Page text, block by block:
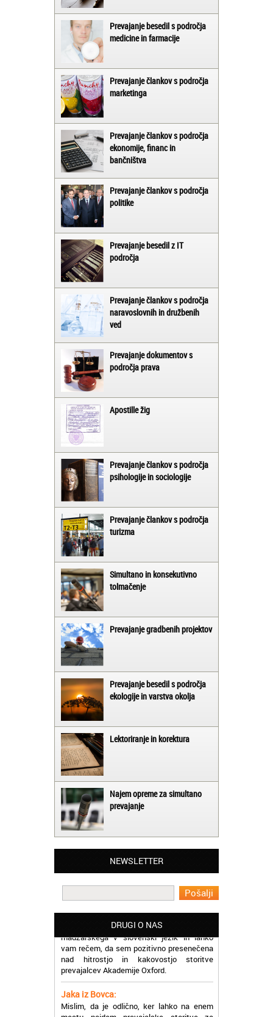
Prevajanje besedil s področja
medicine in farmacije
Prevajanje člankov s področja
marketinga
Prevajanje člankov s področja
ekonomije, financ in
bančništva
Prevajanje člankov s področja
politike
Prevajanje besedil z IT
področja
Prevajanje člankov s področja
naravoslovnih in družbenih
ved
Prevajanje dokumentov s
področja prava
Apostille žig
Prevajanje člankov s področja
psihologije in sociologije
Prevajanje člankov s področja
turizma
Simultano in konsekutivno
tolmačenje
Prevajanje gradbenih projektov
Prevajanje besedil s področja
ekologije in varstva okolja
Lektoriranje in korektura
Najem opreme za simultano
prevajanje
NEWSLETTER
DRUGI O NAS
Matjaž iz Ajdovščine:
prevajalske storitve opravljajo hitro in
učinkoviti.
Martina iz Bleda:
Potrebovala sem prevajanje iz
madžarskega v slovenski jezik in lahko
nad hitrostjo in kakovostjo storitve
prevajalcev Akademije Oxford.
Jaka iz Bovca:
Mislim, da je odlično, ker lahko na enem
mestu najdem prevajalske storitve za
različne jezike, tako da se ne morem